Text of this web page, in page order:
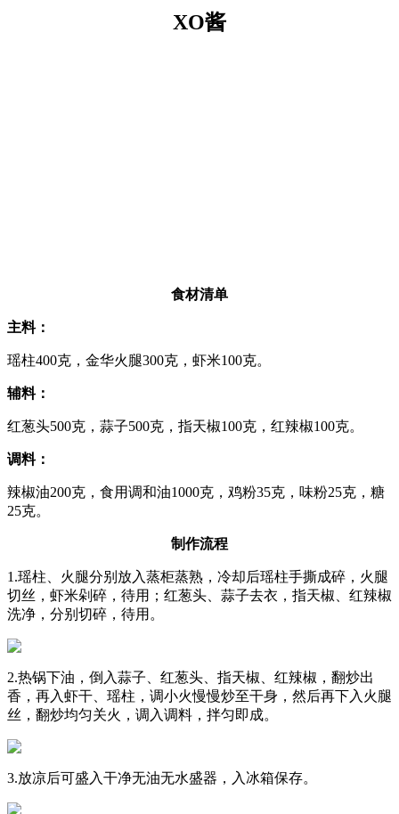
XO酱
食材清单
主料：
瑶柱400克，金华火腿300克，虾米100克。
辅料：
红葱头500克，蒜子500克，指天椒100克，红辣椒100克。
调料：
辣椒油200克，食用调和油1000克，鸡粉35克，味粉25克，糖
25克。
制作流程
1.瑶柱、火腿分别放入蒸柜蒸熟，冷却后瑶柱手撕成碎，火腿
切丝，虾米剁碎，待用；红葱头、蒜子去衣，指天椒、红辣椒
洗净，分别切碎，待用。
2.热锅下油，倒入蒜子、红葱头、指天椒、红辣椒，翻炒出
香，再入虾干、瑶柱，调小火慢慢炒至干身，然后再下入火腿
丝，翻炒均匀关火，调入调料，拌匀即成。
3.放凉后可盛入干净无油无水盛器，入冰箱保存。